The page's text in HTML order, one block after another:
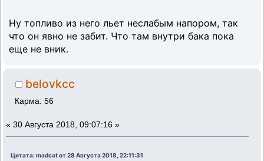
Ну топливо из него льет неслабым напором, так
что он явно не забит. Что там внутри бака пока
еще не вник.
belovkcc
Карма: 56
« 30 Августа 2018, 09:07:16 »
Цитата: madcat от 28 Августа 2018, 22:11:31